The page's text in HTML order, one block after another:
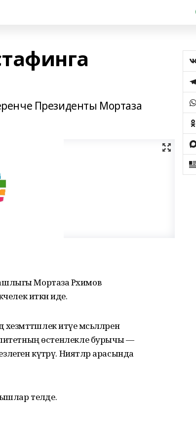
Президенты Мортаза
Мортаза Рәхимов
иткән иде.
итүе мәсьәләләренә
өстенлекле бурычы —
күтәрү. Ниятләр арасында
теләде.